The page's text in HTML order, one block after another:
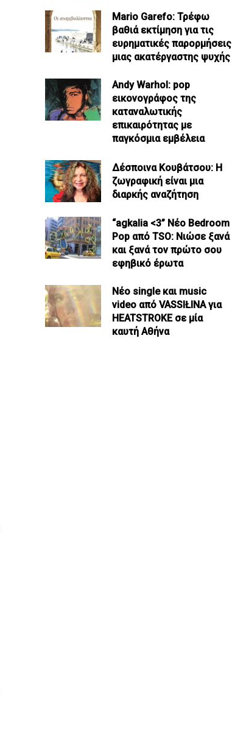
Mario Garefo: Τρέφω
βαθιά εκτίμηση για τις
ευρηματικές παρορμήσεις
μιας ακατέργαστης ψυχής
Andy Warhol: pop
εικονογράφος της
καταναλωτικής
επικαιρότητας με
παγκόσμια εμβέλεια
Δέσποινα Κουβάτσου: Η
ζωγραφική είναι μια
διαρκής αναζήτηση
“agkalia <3” Νέο Bedroom
Pop από TSO: Νιώσε ξανά
και ξανά τον πρώτο σου
εφηβικό έρωτα
Νέο single και music
video από VASSIŁINA για
HEATSTROKE σε μία
καυτή Αθήνα